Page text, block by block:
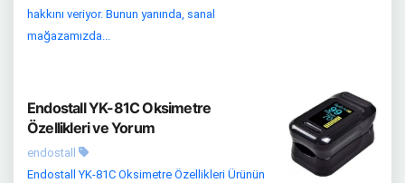
hakkını veriyor. Bunun yanında, sanal
mağazamızda...
Endostall YK-81C Oksimetre
Özellikleri ve Yorum
endostall
Endostall YK-81C Oksimetre Özellikleri Ürünün